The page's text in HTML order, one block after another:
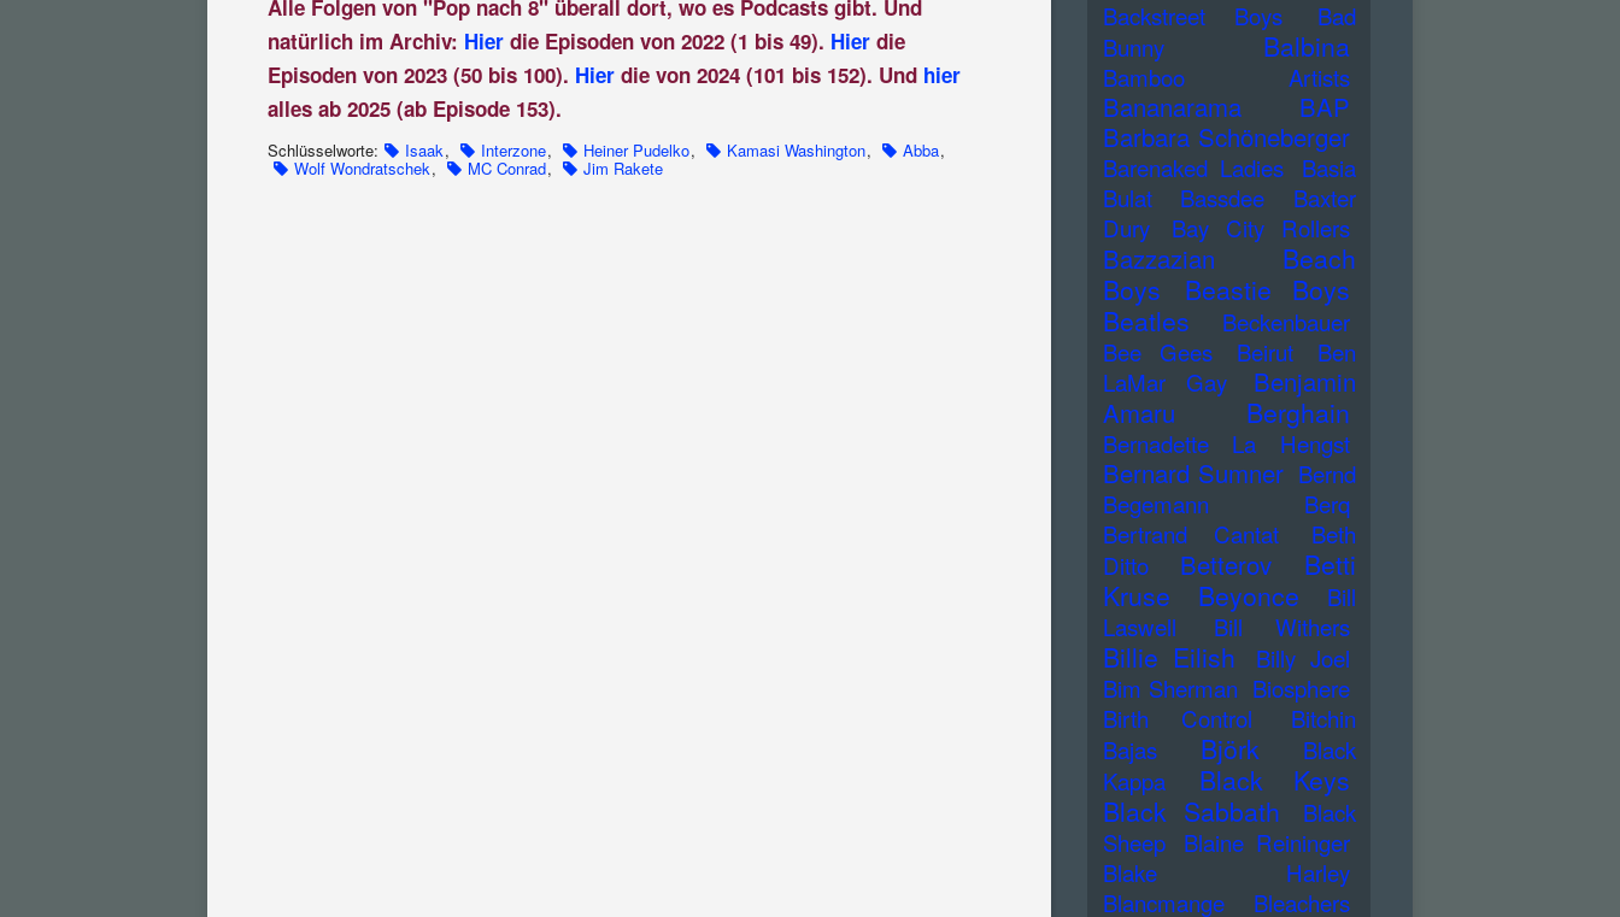
Alle Folgen von "Pop nach 8" überall dort, wo es Podcasts gibt. Und
natürlich im Archiv: Hier die Episoden von 2022 (1 bis 49). Hier die
Episoden von 2023 (50 bis 100). Hier die von 2024 (101 bis 152). Und hier
alles ab 2025 (ab Episode 153).
Schlüsselworte: Isaak, Interzone, Heiner Pudelko, Kamasi Washington, Abba,
Wolf Wondratschek, MC Conrad, Jim Rakete
Backstreet Boys
Bad
Bunny
Balbina
Bamboo Artists
Bananarama
BAP
Barbara Schöneberger
Barenaked Ladies
Basia
Bulat
Bassdee
Baxter
Dury
Bay City Rollers
Bazzazian
Beach
Boys
Beastie Boys
Beatles
Beckenbauer
Bee Gees
Beirut
Ben
LaMar Gay
Benjamin
Amaru
Berghain
Bernadette La Hengst
Bernard Sumner Bernd
Begemann
Berq
Bertrand Cantat
Beth
Ditto
Betterov
Betti
Kruse
Beyonce
Bill
Laswell
Bill Withers
Billie Eilish
Billy Joel
Bim Sherman Biosphere
Birth Control
Bitchin
Bajas
Björk
Black
Kappa
Black Keys
Black Sabbath
Black
Sheep
Blaine Reininger
Blake Harley
Blancmange
Bleachers